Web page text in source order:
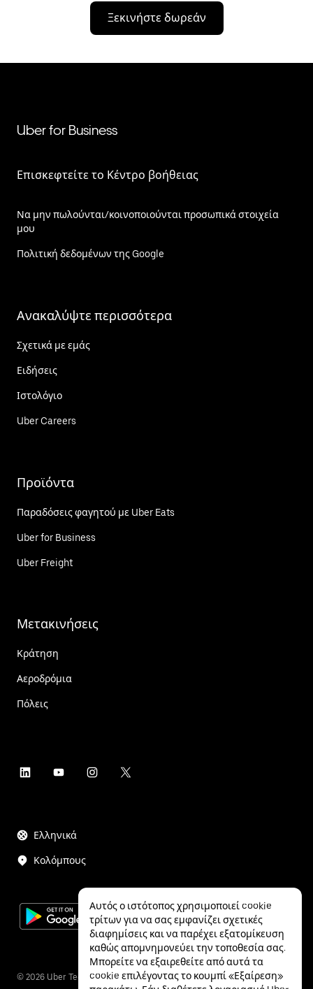
Ξεκινήστε δωρεάν
Uber for Business
Επισκεφτείτε το Κέντρο βοήθειας
Να μην πωλούνται/κοινοποιούνται προσωπικά στοιχεία
μου
Πολιτική δεδομένων της Google
Ανακαλύψτε περισσότερα
Σχετικά με εμάς
Ειδήσεις
Ιστολόγιο
Uber Careers
Προϊόντα
Παραδόσεις φαγητού με Uber Eats
Uber for Business
Uber Freight
Μετακινήσεις
Κράτηση
Αεροδρόμια
Πόλεις
Ελληνικά
Κολόμπους
© 2026 Uber Technologies Inc.
Αυτός ο ιστότοπος χρησιμοποιεί cookie
τρίτων για να σας εμφανίζει σχετικές
διαφημίσεις και να παρέχει εξατομίκευση
καθώς απομνημονεύει την τοποθεσία σας.
Μπορείτε να εξαιρεθείτε από αυτά τα
cookie επιλέγοντας το κουμπί «Εξαίρεση»